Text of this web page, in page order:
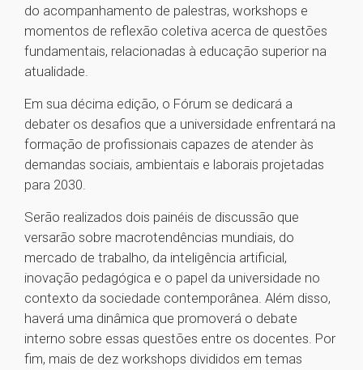
do acompanhamento de palestras, workshops e
momentos de reflexão coletiva acerca de questões
fundamentais, relacionadas à educação superior na
atualidade.
Em sua décima edição, o Fórum se dedicará a
debater os desafios que a universidade enfrentará na
formação de profissionais capazes de atender às
demandas sociais, ambientais e laborais projetadas
para 2030.
Serão realizados dois painéis de discussão que
versarão sobre macrotendências mundiais, do
mercado de trabalho, da inteligência artificial,
inovação pedagógica e o papel da universidade no
contexto da sociedade contemporânea. Além disso,
haverá uma dinâmica que promoverá o debate
interno sobre essas questões entre os docentes. Por
fim, mais de dez workshops divididos em temas